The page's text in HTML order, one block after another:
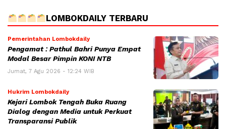
LOMBOKDAILY TERBARU
Pemerintahan Lombokdaily
Pengamat : Pathul Bahri Punya Empat
Modal Besar Pimpin KONI NTB
Jumat, 7 Agu 2026 - 12:24 WIB
Hukrim Lombokdaily
Kejari Lombok Tengah Buka Ruang
Dialog dengan Media untuk Perkuat
Transparansi Publik